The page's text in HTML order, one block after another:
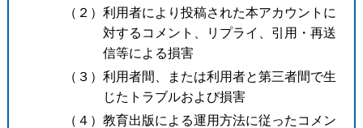
（２）利用者により投稿された本アカウントに
対するコメント、リプライ、引用・再送
信等による損害
（３）利用者間、または利用者と第三者間で生
じたトラブルおよび損害
（４）教育出版による運用方法に従ったコメン